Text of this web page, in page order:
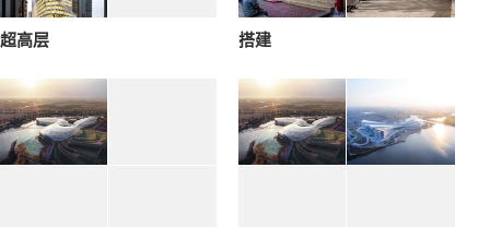
超高层 搭建